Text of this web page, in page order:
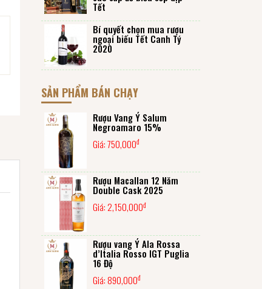
Tết
Bí quyết chọn mua rượu
ngoại biếu Tết Canh Tý
2020
SẢN PHẨM BÁN CHẠY
Rượu Vang Ý Salum
Negroamaro 15%
Giá:750,000đ
Rượu Macallan 12 Năm
Double Cask 2025
Giá: 2,150,000đ
Rượu vang Ý Ala Rossa
d’Italia Rosso IGT Puglia
16 Độ
Giá:890,000đ